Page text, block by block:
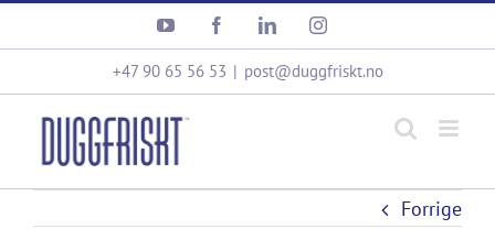
to
YouTube FacebookLinkedInInstagram
+47 90 65 56 53 | post@duggfriskt.no
Forrige